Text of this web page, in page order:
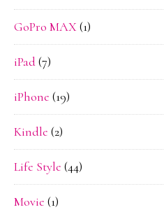
GoPro MAX(1)
iPad(7)
iPhone (19)
Kindle (2)
Life Style (44)
Movie (1)